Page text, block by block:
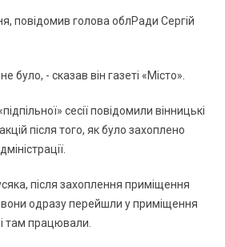
повідомив голова облРади Сергій
було, - сказав він газеті «Місто».
сесії повідомили вінницькі
після того, як було захоплено
після захоплення приміщення
вони одразу перейшли у приміщення
там працювали.